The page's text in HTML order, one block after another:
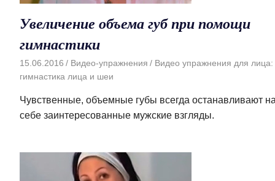
Увеличение объема губ при помощи
гимнастики
15.06.2016 Видео-упражнения
Видео упражнения для лица:
гимнастика лица и шеи
Чувственные, объемные губы всегда останавливают
себе заинтересованные мужские взгляды.